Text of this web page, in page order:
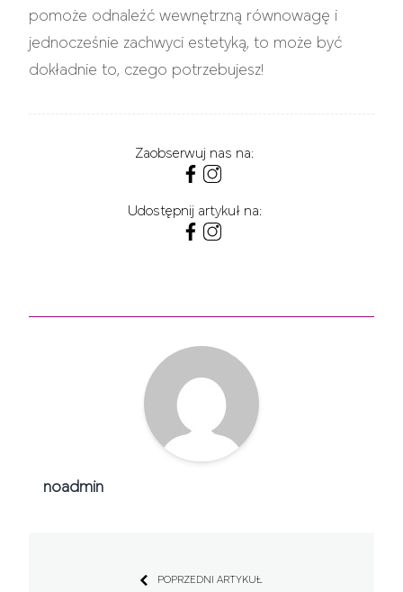
pomoże odnaleźć wewnętrzną równowagę i
jednocześnie zachwyci estetyką, to może być
dokładnie to, czego potrzebujesz!
Zaobserwuj nas na:
Udostępnij artykuł na:
noadmin
POPRZEDNI ARTYKUŁ